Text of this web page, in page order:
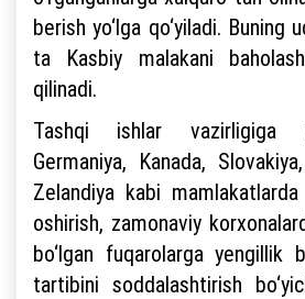
berish yo‘lga qo‘yiladi. Buning
ta Kasbiy malakani
qilinadi.
Tashqi ishlar vazirligiga
Germaniya, Kanada,
Zelandiya kabi
oshirish, zamonaviy
bo‘lgan fuqarolarga yengillik
tartibini soddalashtirish